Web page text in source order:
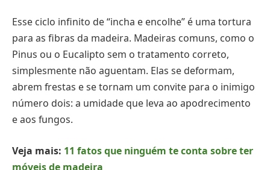
Esse ciclo infinito de “incha e encolhe” é uma tortura
para as fibras da madeira. Madeiras comuns, como o
Pinus ou o Eucalipto sem o tratamento correto,
simplesmente não aguentam. Elas se deformam,
abrem frestas e se tornam um convite para o inimigo
número dois: a umidade que leva ao apodrecimento
e aos fungos.
Veja mais: 11 fatos que ninguém te conta sobre ter
móveis de madeira